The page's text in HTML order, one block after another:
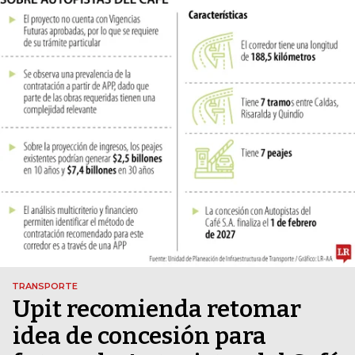
TRANSPORTE
Upit recomienda retomar
idea de concesión para